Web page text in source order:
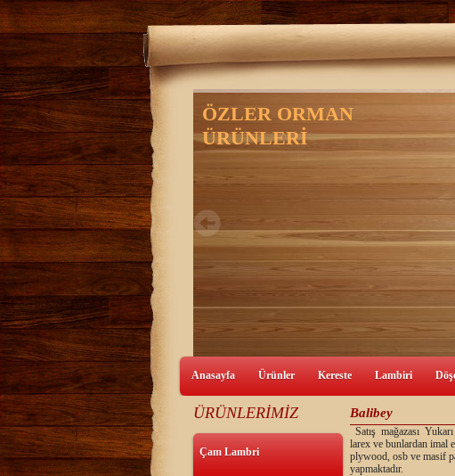
Anasayfa Ürünler Kereste Lambiri
ÜRÜNLERİMİZ
Çam Lambri
Balibey
Satış mağazası
larex ve bunlardan imal
plywood, osb ve masif
yapmaktadır.